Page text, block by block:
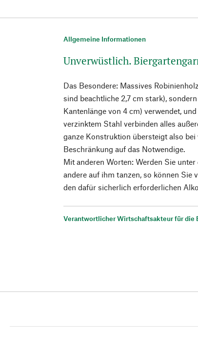
Allgemeine Informationen
Unverwüstlich.
Das Besondere: Massives
sind beachtliche 2,7 cm stark),
Kantenlänge von 4 cm) verwendet,
verzinktem Stahl verbinden alles
ganze Konstruktion übersteigt also
Beschränkung auf das Notwendige.
Mit anderen Worten: Werden Sie
andere auf ihm tanzen, so können Sie
den dafür sicherlich erforderlichen
Verantwortlicher Wirtschaftsakteur für die